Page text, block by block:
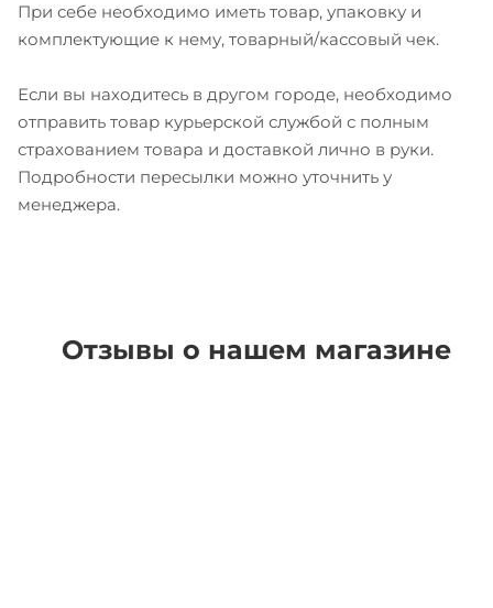
При себе необходимо иметь товар, упаковку и
комплектующие к нему, товарный/кассовый чек.
Если вы находитесь в другом городе, необходимо
отправить товар курьерской службой с полным
страхованием товара и доставкой лично в руки.
Подробности пересылки можно уточнить у
менеджера.
Отзывы о нашем магазине